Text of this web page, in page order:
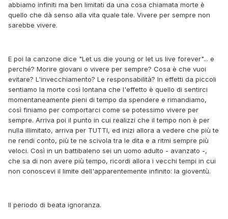
abbiamo infiniti ma ben limitati da una cosa chiamata morte è
quello che dà senso alla vita quale tale. Vivere per sempre non
sarebbe vivere.
E poi la canzone dice "Let us die young or let us live forever"... e
perché? Morire giovani o vivere per sempre? Cosa è che vuoi
evitare? L'invecchiamento? Le responsabilità? In effetti da piccoli
sentiamo la morte così lontana che l'effetto è quello di sentirci
momentaneamente pieni di tempo da spendere e rimandiamo,
così finiamo per comportarci come se potessimo vivere per
sempre. Arriva poi il punto in cui realizzi che il tempo non è per
nulla illimitato, arriva per TUTTI, ed inizi allora a vedere che più te
ne rendi conto, più te ne scivola tra le dita e a ritmi sempre più
veloci. Così in un battibaleno sei un uomo adulto - avanzato -,
che sa di non avere più tempo, ricordi allora i vecchi tempi in cui
non conoscevi il limite dell'apparentemente infinito: la gioventù.
Il periodo di beata ignoranza.